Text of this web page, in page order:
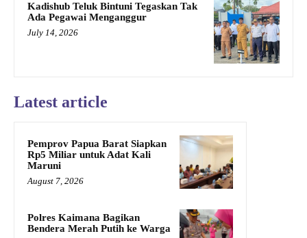
Kadishub Teluk Bintuni Tegaskan Tak
Ada Pegawai Menganggur
July 14, 2026
Latest article
Pemprov Papua Barat Siapkan
Rp5 Miliar untuk Adat Kali
Maruni
August 7, 2026
Polres Kaimana Bagikan
Bendera Merah Putih ke Warga